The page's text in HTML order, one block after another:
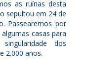
as ruínas desta
sepultou em 24 de
Passearemos por
casas para
dos
2.000 anos.